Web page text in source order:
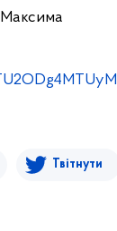
Твітнути